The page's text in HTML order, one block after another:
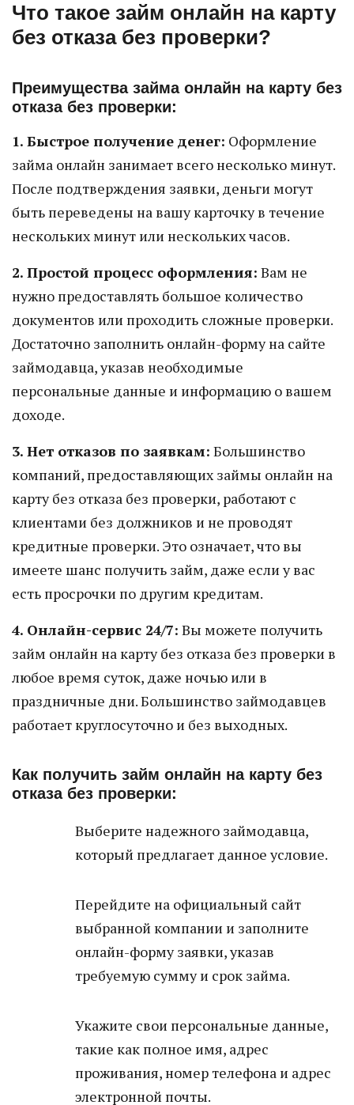
Что такое займ онлайн на карту
без отказа без проверки?
Преимущества займа онлайн на карту без
отказа без проверки:
1. Быстрое получение денег: Оформление
займа онлайн занимает всего несколько минут.
После подтверждения заявки, деньги могут
быть переведены на вашу карточку в течение
нескольких минут или нескольких часов.
2. Простой процесс оформления: Вам не
нужно предоставлять большое количество
документов или проходить сложные проверки.
Достаточно заполнить онлайн-форму на сайте
займодавца, указав необходимые
персональные данные и информацию о вашем
доходе.
3. Нет отказов по заявкам: Большинство
компаний, предоставляющих займы онлайн на
карту без отказа без проверки, работают с
клиентами без должников и не проводят
кредитные проверки. Это означает, что вы
имеете шанс получить займ, даже если у вас
есть просрочки по другим кредитам.
4. Онлайн-сервис 24/7: Вы можете получить
займ онлайн на карту без отказа без проверки в
любое время суток, даже ночью или в
праздничные дни. Большинство займодавцев
работает круглосуточно и без выходных.
Как получить займ онлайн на карту без
отказа без проверки:
Выберите надежного займодавца,
который предлагает данное условие.
Перейдите на официальный сайт
выбранной компании и заполните
онлайн-форму заявки, указав
требуемую сумму и срок займа.
Укажите свои персональные данные,
такие как полное имя, адрес
проживания, номер телефона и адрес
электронной почты.